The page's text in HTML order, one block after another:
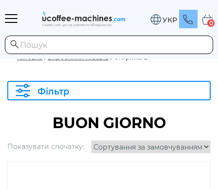
УКР 0
Головна / Виробники товарів / Сторінка 2
Фільтр
BUON GIORNO
Показувати спочатку: